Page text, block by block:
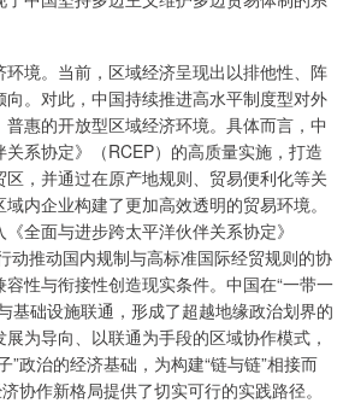
境。当前，区域经济呈现出以排他性、阵
。对此，中国持续推进高水平制度型对外
惠的开放型区域经济环境。具体而言，中
系协定》（RCEP）的高质量实施，打造
，并通过在原产地规则、贸易便利化等关
内企业构建了更加高效透明的贸易环境。
全面与进步跨太平洋伙伴关系协定》
动推动国内规制与高标准国际经贸规则的协
性与衔接性创造现实条件。中国在“一带一
基础设施联通，形成了超越地缘政治划界的
为导向、以联通为手段的区域协作模式，
”政治的经济基础，为构建“链与链”相接而
协作新格局提供了切实可行的实践路径。